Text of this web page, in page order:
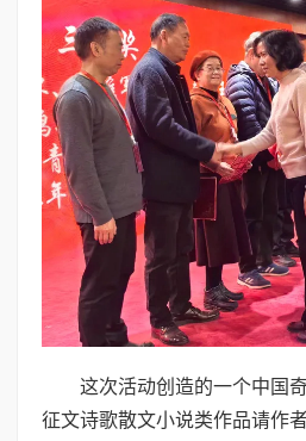
这次活动创造的一个中国
征文诗歌散文小说类作品请作